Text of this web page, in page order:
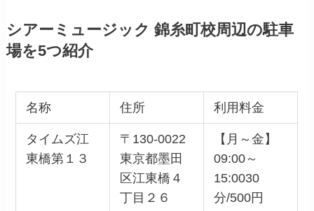
シアーミュージック 錦糸町校周辺の駐車
場を5つ紹介
名称 住所 利用料金
タイムズ江
東橋第１３
〒130-0022
東京都墨田
区江東橋４
丁目２６
【月～金】
09:00～
15:0030
分/500円